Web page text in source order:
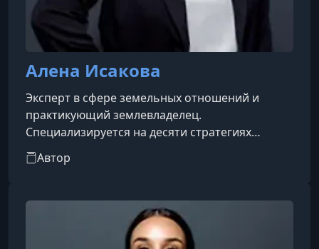
Алена Исакова
Эксперт в сфере земельных отношений и
практикующий землевладелец.
Специализируется на десяти стратегиях
заработка на земельных участках и имеет
более сотни подтверждённых кейсов по
так и для клиентов. Автор и ведущий эксперт
обучающей программы «Путь
землевладельца».
Автор